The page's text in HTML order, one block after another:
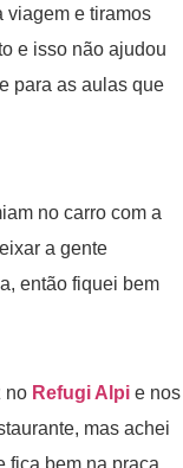
viagem e tiramos
e isso não ajudou
para as aulas que
no carro com a
a gente
então fiquei bem
no Refugi Alpi e nos
mas achei
fica bem na praça